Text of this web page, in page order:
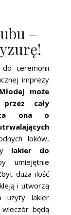
–
ceremonii
imprezy
może
cały
ona o
loków,
lakier do
umiejętnie
duża ilość
i utworzą
użyty lakier
wieczór będą